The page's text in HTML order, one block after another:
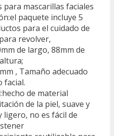
para mascarillas faciales
paquete incluye 5
para el cuidado de
revolver,
de largo, 88mm de
, Tamaño adecuado
facial.
de material
de la piel, suave y
ligero, no es fácil de